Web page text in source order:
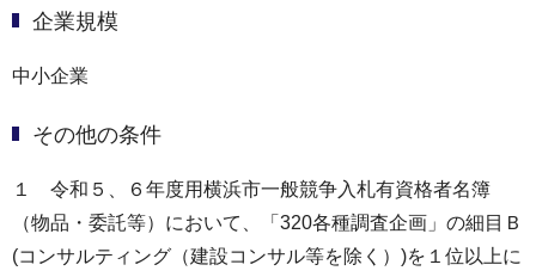
企業規模
中小企業
その他の条件
１ 令和５、６年度用横浜市一般競争入札有資格者名簿
（物品・委託等）において、「320各種調査企画」の細目Ｂ
(コンサルティング（建設コンサル等を除く）)を１位以上に